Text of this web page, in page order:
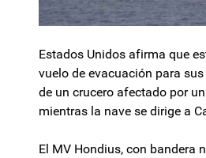
Estados Unidos afirma que
vuelo de evacuación para
de un crucero afectado por
mientras la nave se dirige a
El MV Hondius, con bandera